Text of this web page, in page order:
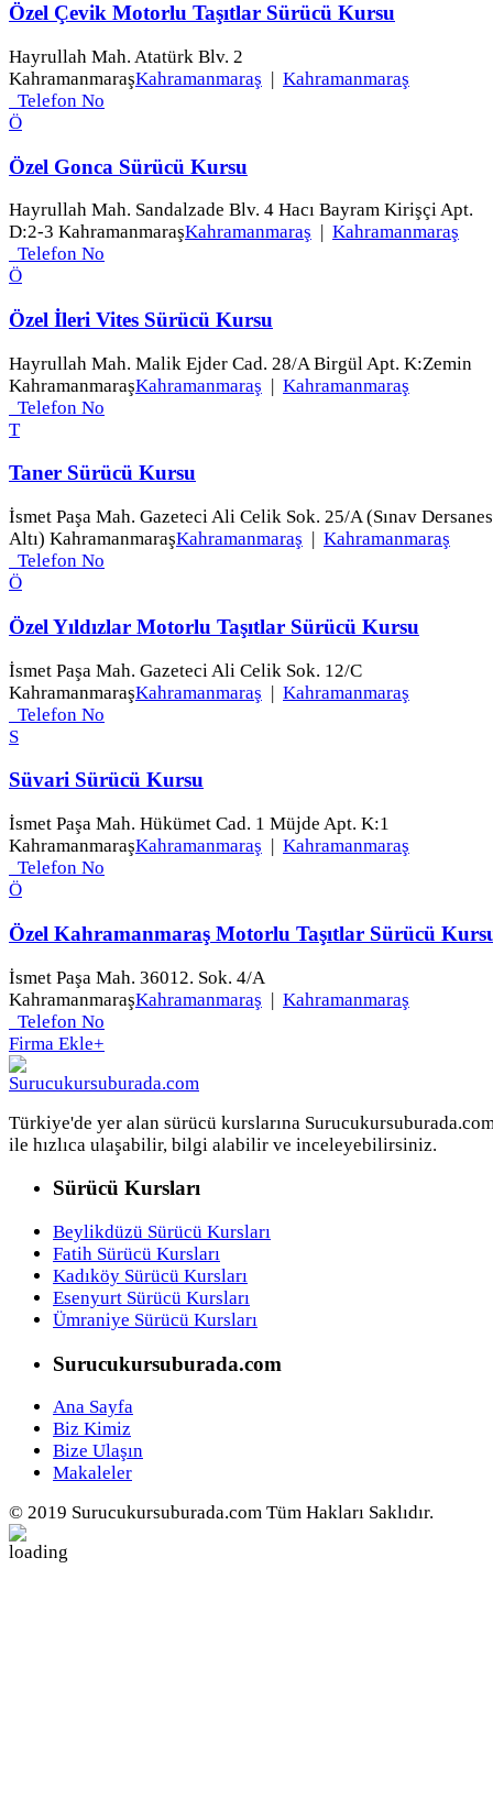
Özel Çevik Motorlu Taşıtlar Sürücü Kursu
Hayrullah Mah. Atatürk Blv. 2
KahramanmaraşKahramanmaraş | Kahramanmaraş
Telefon No
Ö
Özel Gonca Sürücü Kursu
Hayrullah Mah. Sandalzade Blv. 4 Hacı Bayram Kirişçi Apt.
D:2-3 KahramanmaraşKahramanmaraş
Kahramanmaraş
Telefon No
Ö
Özel İleri Vites Sürücü Kursu
Hayrullah Mah. Malik Ejder Cad. 28/A Birgül Apt. K:Zemin
KahramanmaraşKahramanmaraş | Kahramanmaraş
Telefon No
T
Taner Sürücü Kursu
İsmet Paşa Mah. Gazeteci Ali Celik Sok. 25/A (Sınav
Altı) KahramanmaraşKahramanmaraş
Kahramanmaraş
Telefon No
Ö
Özel Yıldızlar Motorlu Taşıtlar Sürücü Kursu
İsmet Paşa Mah. Gazeteci Ali Celik Sok. 12/C
KahramanmaraşKahramanmaraş | Kahramanmaraş
Telefon No
S
Süvari Sürücü Kursu
İsmet Paşa Mah. Hükümet Cad. 1 Müjde Apt. K:1
KahramanmaraşKahramanmaraş | Kahramanmaraş
Telefon No
Ö
Özel Kahramanmaraş Motorlu Taşıtlar Sürücü
İsmet Paşa Mah. 36012. Sok. 4/A
KahramanmaraşKahramanmaraş | Kahramanmaraş
Telefon No
Firma Ekle+
Türkiye'de yer alan sürücü kurslarına
ile hızlıca ulaşabilir, bilgi alabilir ve inceleyebilirsiniz.
Sürücü Kursları
Beylikdüzü Sürücü Kursları
Fatih Sürücü Kursları
Kadıköy Sürücü Kursları
Esenyurt Sürücü Kursları
Ümraniye Sürücü Kursları
Surucukursuburada.com
Ana Sayfa
Biz Kimiz
Bize Ulaşın
Makaleler
© 2019 Surucukursuburada.com Tüm Hakları Saklıdır.